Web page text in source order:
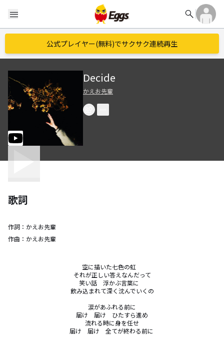
menu search
公式プレイヤー(無料)でサクサク連続再生
Decide
かえお先輩
歌詞
作詞： かえお先輩
作曲： かえお先輩
空に描いた七色の虹
それが正しい答えなんだって
笑い話　浮かぶ言葉に
飲み込まれて深く沈んでいくの
涙があふれる前に
届け　届け　ひたすら進め
流れる時に身を任せ
届け　届け　全てが終わる前に